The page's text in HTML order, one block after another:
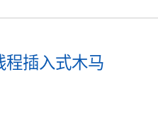
插入式木马